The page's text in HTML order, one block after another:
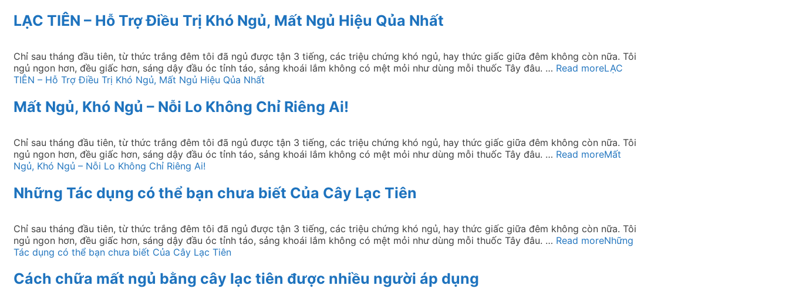
LẠC TIÊN – Hỗ Trợ Điều Trị Khó Ngủ, Mất Ngủ Hiệu Qủa Nhất
Chỉ sau tháng đầu tiên, từ thức trắng đêm tôi đã ngủ được tận 3 tiếng, các triệu chứng khó ngủ, hay thức giấc giữa đêm không còn nữa. Tôi
ngủ ngon hơn, đều giấc hơn, sáng dậy đầu óc tỉnh táo, sảng khoái lắm không có mệt mỏi như dùng mỗi thuốc Tây đâu. … Read moreLẠC
TIÊN – Hỗ Trợ Điều Trị Khó Ngủ, Mất Ngủ Hiệu Qủa Nhất
Mất Ngủ, Khó Ngủ – Nỗi Lo Không Chỉ Riêng Ai!
Chỉ sau tháng đầu tiên, từ thức trắng đêm tôi đã ngủ được tận 3 tiếng, các triệu chứng khó ngủ, hay thức giấc giữa đêm không còn nữa. Tôi
ngủ ngon hơn, đều giấc hơn, sáng dậy đầu óc tỉnh táo, sảng khoái lắm không có mệt mỏi như dùng mỗi thuốc Tây đâu. … Read moreMất
Ngủ, Khó Ngủ – Nỗi Lo Không Chỉ Riêng Ai!
Những Tác dụng có thể bạn chưa biết Của Cây Lạc Tiên
Chỉ sau tháng đầu tiên, từ thức trắng đêm tôi đã ngủ được tận 3 tiếng, các triệu chứng khó ngủ, hay thức giấc giữa đêm không còn nữa. Tôi
ngủ ngon hơn, đều giấc hơn, sáng dậy đầu óc tỉnh táo, sảng khoái lắm không có mệt mỏi như dùng mỗi thuốc Tây đâu. … Read moreNhững
Tác dụng có thể bạn chưa biết Của Cây Lạc Tiên
Cách chữa mất ngủ bằng cây lạc tiên được nhiều người áp dụng